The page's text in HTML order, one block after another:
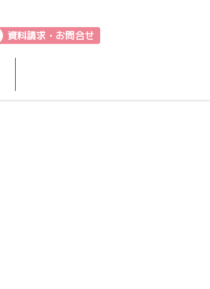
資料請求・お問合せ